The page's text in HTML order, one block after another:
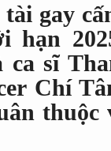
gay
hạn
ca sĩ
Chí
thuộc